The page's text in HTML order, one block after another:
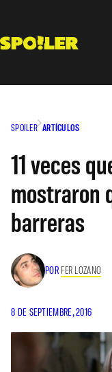
contenido
SPOILER ARTÍCULOS
11 veces
mostraron
barreras
POR FER LOZANO
8 DE SEPTIEMBRE, 2016